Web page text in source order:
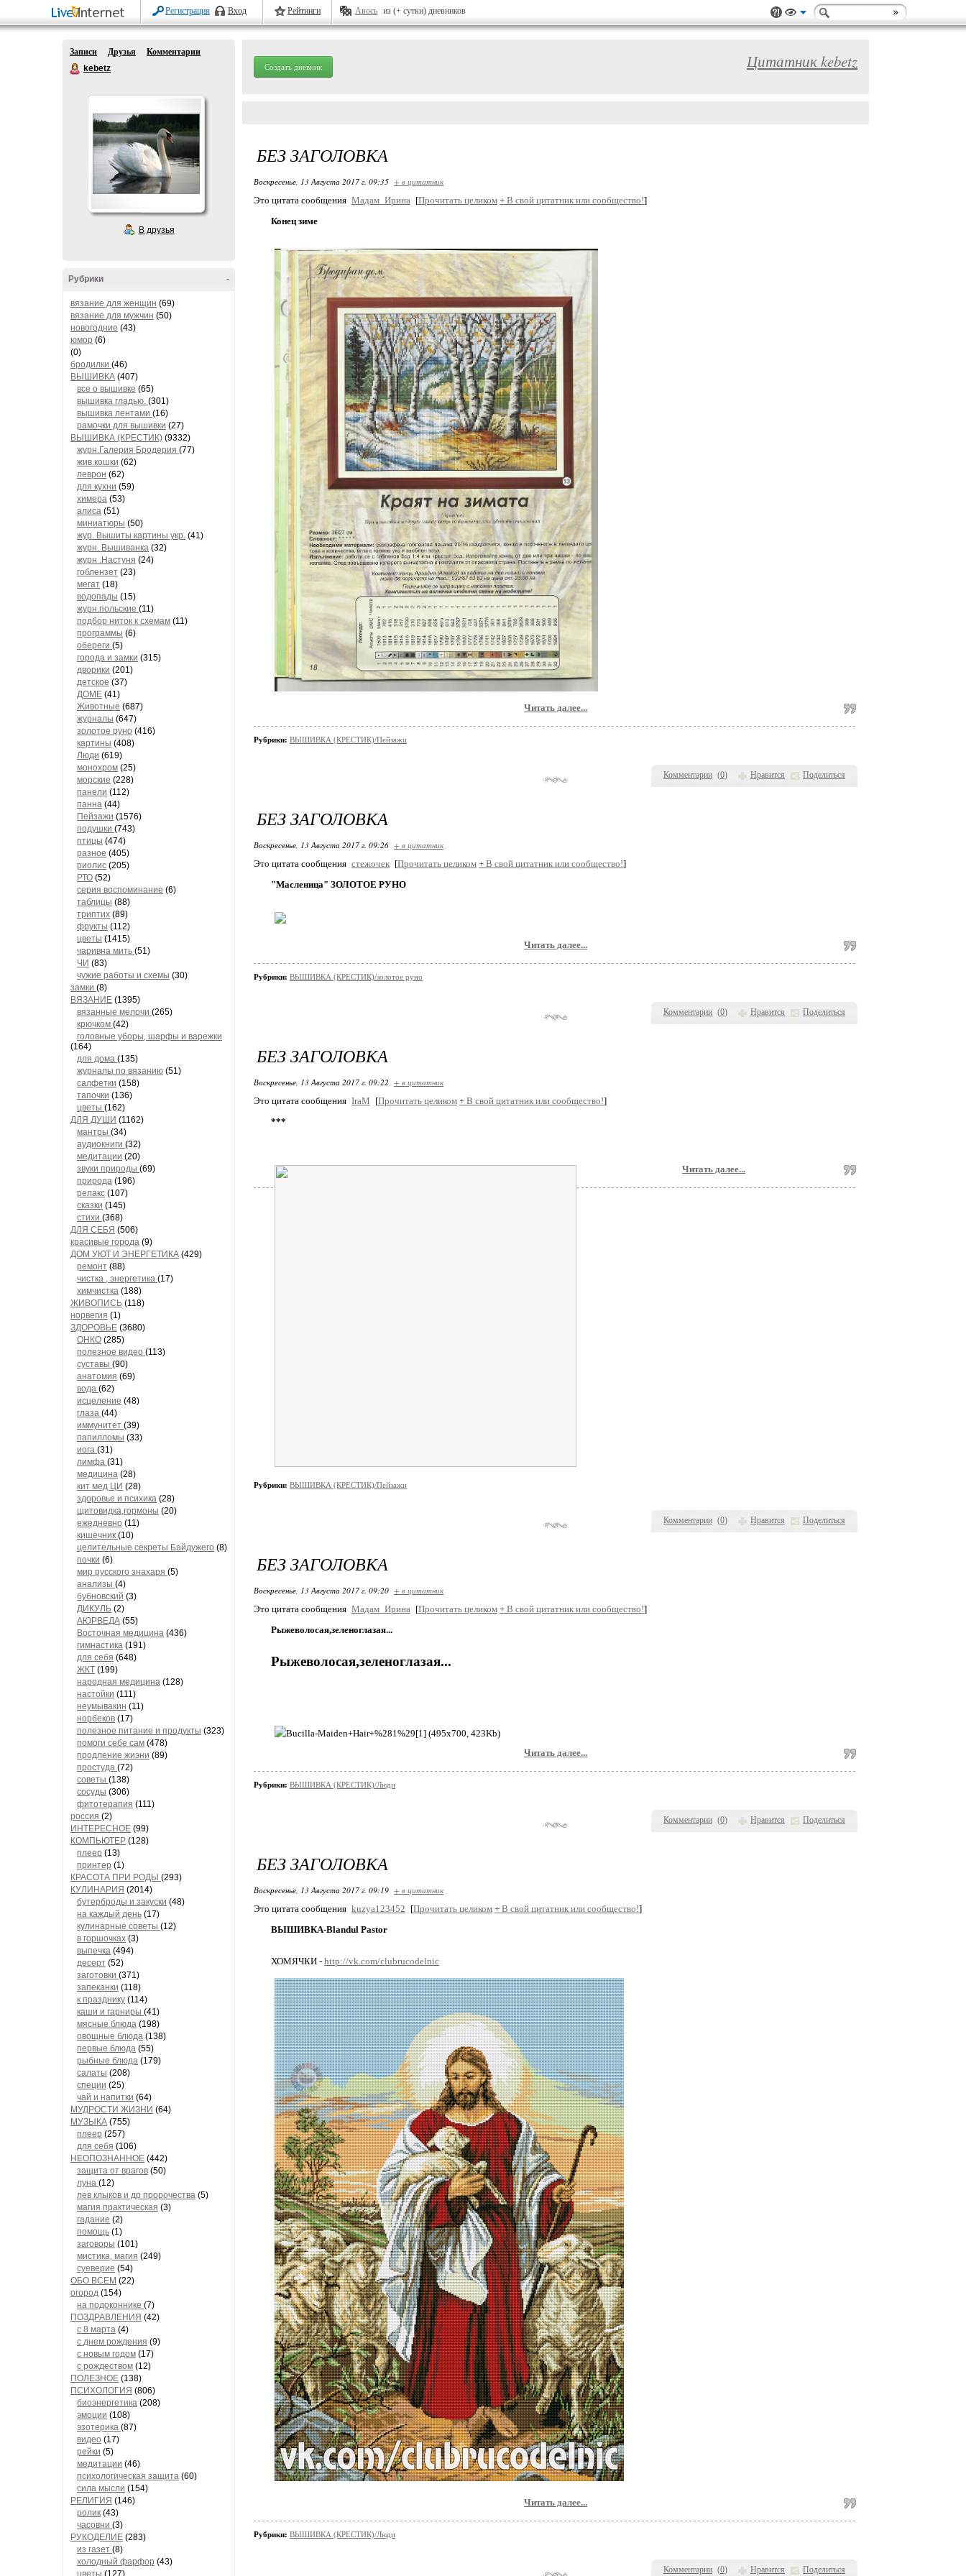
Регистрация Вход Рейтинги Авось из (+ сутки) дневников
Записи Друзья
Комментарии
kebetz
В друзья
-
Рубрики
вязание для женщин (69)
вязание для мужчин (50)
новогодние (43)
юмор (6)
(0)
бродилки (46)
ВЫШИВКА (407)
все о вышивке (65)
вышивка гладью. (301)
вышивка лентами (16)
рамочки для вышивки (27)
ВЫШИВКА (КРЕСТИК) (9332)
журн.Галерия Бродерия (77)
жив.кошки (62)
леврон (62)
для кухни (59)
химера (53)
алиса (51)
миниатюры (50)
жур. Вышиты картины укр. (41)
журн. Вышиванка (32)
журн .Настуня (24)
гоблензет (23)
мегат (18)
водопады (15)
журн.польские (11)
подбор ниток к схемам (11)
программы (6)
обереги (5)
города и замки (315)
дворики (201)
детское (37)
ДОМЕ (41)
Животные (687)
журналы (647)
золотое руно (416)
картины (408)
Люди (619)
монохром (25)
морские (228)
панели (112)
панна (44)
Пейзажи (1576)
подушки (743)
птицы (474)
разное (405)
риолис (205)
РТО (52)
серия воспоминание (6)
таблицы (88)
триптих (89)
фрукты (112)
цветы (1415)
чаривна мить (51)
ЧИ (83)
чужие работы и схемы (30)
замки (8)
ВЯЗАНИЕ (1395)
вязанные мелочи (265)
крючком (42)
головные уборы, шарфы и варежки
(164)
для дома (135)
журналы по вязанию (51)
салфетки (158)
тапочки (136)
цветы (162)
ДЛЯ ДУШИ (1162)
мантры (34)
аудиокниги (32)
медитации (20)
звуки природы (69)
природа (196)
релакс (107)
сказки (145)
стихи (368)
ДЛЯ СЕБЯ (506)
красивые города (9)
ДОМ УЮТ И ЭНЕРГЕТИКА (429)
ремонт (88)
чистка , энергетика (17)
химчистка (188)
ЖИВОПИСЬ (118)
норвегия (1)
ЗДОРОВЬЕ (3680)
ОНКО (285)
полезное видео (113)
суставы (90)
анатомия (69)
вода (62)
исцеление (48)
глаза (44)
иммунитет (39)
папилломы (33)
иога (31)
лимфа (31)
медицина (28)
кит мед ЦИ (28)
здоровье и психика (28)
щитовидка,гормоны (20)
ежедневно (11)
кишечник (10)
целительные секреты Байдужего (8)
почки (6)
мир русского знахаря (5)
анализы (4)
бубновский (3)
ДИКУЛЬ (2)
АЮРВЕДА (55)
Восточная медицина (436)
гимнастика (191)
для себя (648)
ЖКТ (199)
народная медицина (128)
настойки (111)
неумывакин (11)
норбеков (17)
полезное питание и продукты (323)
помоги себе сам (478)
продление жиэни (89)
простуда (72)
советы (138)
сосуды (306)
фитотерапия (111)
россия (2)
ИНТЕРЕСНОЕ (99)
КОМПЬЮТЕР (128)
плеер (13)
принтер (1)
КРАСОТА ПРИ РОДЫ (293)
КУЛИНАРИЯ (2014)
бутерброды и закуски (48)
на каждый день (17)
кулинарные советы (12)
в горшочках (3)
выпечка (494)
десерт (52)
заготовки (371)
запеканки (118)
к празднику (114)
каши и гарниры (41)
мясные блюда (198)
овощные блюда (138)
первые блюда (55)
рыбные блюда (179)
салаты (208)
специи (25)
чай и напитки (64)
МУДРОСТИ ЖИЗНИ (64)
МУЗЫКА (755)
плеер (257)
для себя (106)
НЕОПОЗНАННОЕ (442)
защита от врагов (50)
луна (12)
лев клыков и др пророчества (5)
магия практическая (3)
гадание (2)
помощь (1)
заговоры (101)
мистика, магия (249)
суеверие (54)
ОБО ВСЕМ (22)
огород (154)
на подоконнике (7)
ПОЗДРАВЛЕНИЯ (42)
с 8 марта (4)
с днем рождения (9)
с новым годом (17)
с рождеством (12)
ПОЛЕЗНОЕ (138)
ПСИХОЛОГИЯ (806)
биоэнергетика (208)
эмоции (108)
эзотерика (87)
видео (17)
рейки (5)
медитации (46)
психологическая защита (60)
сила мысли (154)
РЕЛИГИЯ (146)
ролик (43)
часовни (3)
РУКОДЕЛИЕ (283)
из газет (8)
холодный фарфор (43)
цветы (127)
Создать дневник Цитатник kebetz
Комментарии (0) Нравится Поделиться
БЕЗ ЗАГОЛОВКА
Воскресенье, 13 Августа 2017 г. 09:35 + в цитатник
Это цитата сообщения Мадам_Ирина [Прочитать целиком + В свой цитатник или сообщество!]
Конец зиме
Читать далее...
Рубрики: ВЫШИВКА (КРЕСТИК)/Пейзажи
Комментарии (0) Нравится Поделиться
БЕЗ ЗАГОЛОВКА
Воскресенье, 13 Августа 2017 г. 09:26 + в цитатник
Это цитата сообщения стежочек [Прочитать целиком + В свой цитатник или сообщество!]
"Масленица" ЗОЛОТОЕ РУНО
Читать далее...
Рубрики: ВЫШИВКА (КРЕСТИК)/золотое руно
Комментарии (0) Нравится Поделиться
БЕЗ ЗАГОЛОВКА
Воскресенье, 13 Августа 2017 г. 09:22 + в цитатник
Это цитата сообщения IraM [Прочитать целиком + В свой цитатник или сообщество!]
***
Читать далее...
Рубрики: ВЫШИВКА (КРЕСТИК)/Пейзажи
Комментарии (0) Нравится Поделиться
БЕЗ ЗАГОЛОВКА
Воскресенье, 13 Августа 2017 г. 09:20 + в цитатник
Это цитата сообщения Мадам_Ирина [Прочитать целиком + В свой цитатник или сообщество!]
Рыжеволосая,зеленоглазая...
Рыжеволосая,зеленоглазая...
Читать далее...
Рубрики: ВЫШИВКА (КРЕСТИК)/Люди
Комментарии (0) Нравится Поделиться
БЕЗ ЗАГОЛОВКА
Воскресенье, 13 Августа 2017 г. 09:19 + в цитатник
Это цитата сообщения kuzya123452 [Прочитать целиком + В свой цитатник или сообщество!]
ВЫШИВКА-Blandul Pastor
ХОМЯЧКИ - http://vk.com/clubrucodelnic
Читать далее...
Рубрики: ВЫШИВКА (КРЕСТИК)/Люди